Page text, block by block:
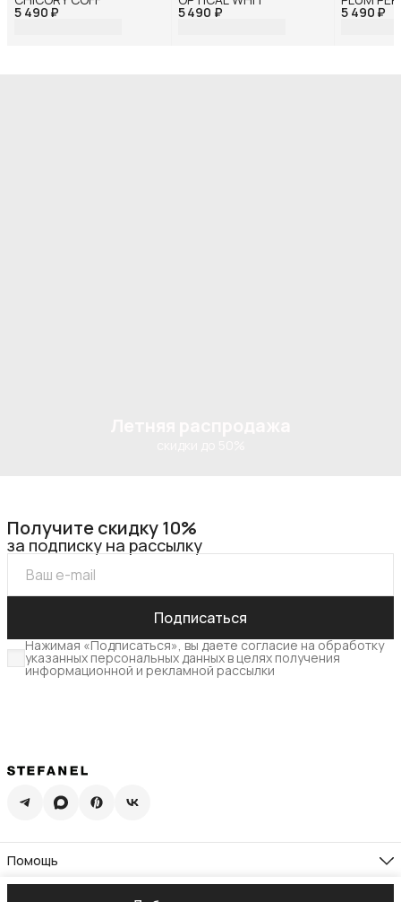
5 490 ₽ 5 490 ₽ 5 490 ₽
Получите скидку 10%
за подписку на рассылку
Подписаться
Нажимая «Подписаться», вы даете согласие на обработку
указанных персональных данных в целях получения
информационной и рекламной рассылки
Помощь
Доставка